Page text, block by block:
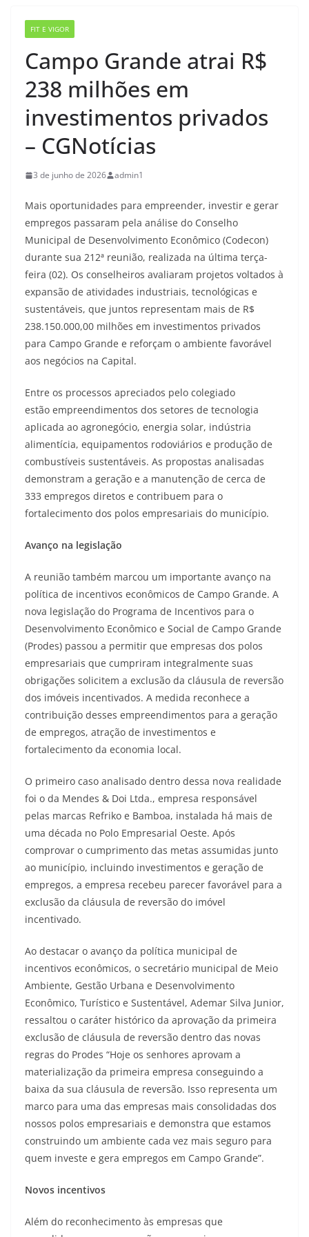
FIT E VIGOR
Campo Grande atrai R$
238 milhões em
investimentos privados
– CGNotícias
3 de junho de 2026 admin1
Mais oportunidades para empreender, investir e gerar
empregos passaram pela análise do Conselho
Municipal de Desenvolvimento Econômico (Codecon)
durante sua 212ª reunião, realizada na última terça-
feira (02). Os conselheiros avaliaram projetos voltados à
expansão de atividades industriais, tecnológicas e
sustentáveis, que juntos representam mais de R$
238.150.000,00 milhões em investimentos privados
para Campo Grande e reforçam o ambiente favorável
aos negócios na Capital.
Entre os processos apreciados pelo colegiado
estão empreendimentos dos setores de tecnologia
aplicada ao agronegócio, energia solar, indústria
alimentícia, equipamentos rodoviários e produção de
combustíveis sustentáveis. As propostas analisadas
demonstram a geração e a manutenção de cerca de
333 empregos diretos e contribuem para o
fortalecimento dos polos empresariais do município.
Avanço na legislação
A reunião também marcou um importante avanço na
política de incentivos econômicos de Campo Grande. A
nova legislação do Programa de Incentivos para o
Desenvolvimento Econômico e Social de Campo Grande
(Prodes) passou a permitir que empresas dos polos
empresariais que cumpriram integralmente suas
obrigações solicitem a exclusão da cláusula de reversão
dos imóveis incentivados. A medida reconhece a
contribuição desses empreendimentos para a geração
de empregos, atração de investimentos e
fortalecimento da economia local.
O primeiro caso analisado dentro dessa nova realidade
foi o da Mendes & Doi Ltda., empresa responsável
pelas marcas Refriko e Bamboa, instalada há mais de
uma década no Polo Empresarial Oeste. Após
comprovar o cumprimento das metas assumidas junto
ao município, incluindo investimentos e geração de
empregos, a empresa recebeu parecer favorável para a
exclusão da cláusula de reversão do imóvel
incentivado.
Ao destacar o avanço da política municipal de
incentivos econômicos, o secretário municipal de Meio
Ambiente, Gestão Urbana e Desenvolvimento
Econômico, Turístico e Sustentável, Ademar Silva Junior,
ressaltou o caráter histórico da aprovação da primeira
exclusão de cláusula de reversão dentro das novas
regras do Prodes “Hoje os senhores aprovam a
materialização da primeira empresa conseguindo a
baixa da sua cláusula de reversão. Isso representa um
marco para uma das empresas mais consolidadas dos
nossos polos empresariais e demonstra que estamos
construindo um ambiente cada vez mais seguro para
quem investe e gera empregos em Campo Grande”.
Novos incentivos
Além do reconhecimento às empresas que